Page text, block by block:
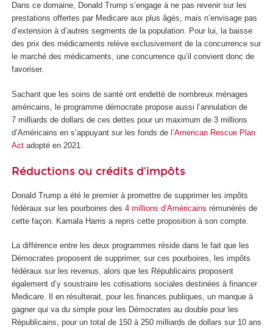
Dans ce domaine, Donald Trump s’engage à ne pas revenir sur les
prestations offertes par Medicare aux plus âgés, mais n’envisage pas
d’extension à d’autres segments de la population. Pour lui, la baisse
des prix des médicaments relève exclusivement de la concurrence sur
le marché des médicaments, une concurrence qu’il convient donc de
favoriser.
Sachant que les soins de santé ont endetté de nombreux ménages
américains, le programme démocrate propose aussi l’annulation de
7 milliards de dollars de ces dettes pour un maximum de 3 millions
d’Américains en s’appuyant sur les fonds de l’American Rescue Plan
Act adopté en 2021.
Réductions ou crédits d’impôts
Donald Trump a été le premier à promettre de supprimer les impôts
fédéraux sur les pourboires des 4 millions d’Américains rémunérés de
cette façon. Kamala Harris a repris cette proposition à son compte.
La différence entre les deux programmes réside dans le fait que les
Démocrates proposent de supprimer, sur ces pourboires, les impôts
fédéraux sur les revenus, alors que les Républicains proposent
également d’y soustraire les cotisations sociales destinées à financer
Medicare. Il en résulterait, pour les finances publiques, un manque à
gagner qui va du simple pour les Démocrates au double pour les
Républicains, pour un total de 150 à 250 milliards de dollars sur 10 ans